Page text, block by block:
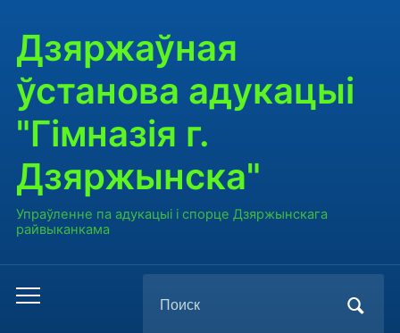
Дзяржаўная
ўстанова адукацыі
"Гімназія г.
Дзяржынска"
Упраўленне па адукацыі і спорце Дзяржынскага
райвыканкама
Переключить
по: